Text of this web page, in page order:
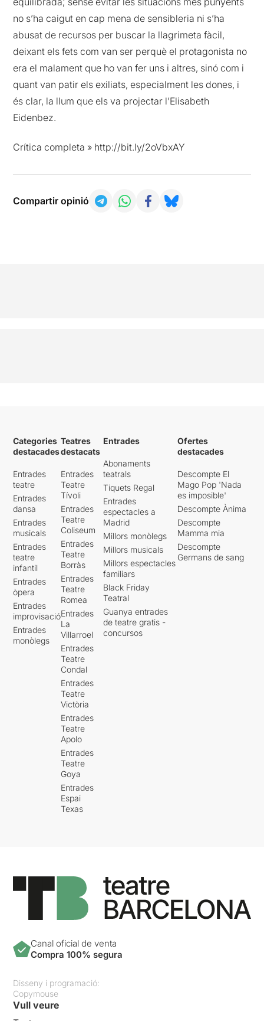
no s’ha caigut en cap mena de sensibleria ni s’ha
abusat de recursos per buscar la llagrimeta fàcil,
deixant els fets com van ser perquè el protagonista no
era el malament que ho van fer uns i altres, sinó com i
quant van patir els exiliats, especialment les dones, i
és clar, la llum que els va projectar l’Elisabeth
Eidenbez.
Crítica completa » http://bit.ly/2oVbxAY
Compartir opinió
Categories
destacades
Entrades
teatre
Entrades
dansa
Entrades
musicals
Entrades
teatre
infantil
Entrades
òpera
Entrades
improvisació
Entrades
monòlegs
Teatres
destacats
Entrades
Teatre
Tívoli
Entrades
Teatre
Coliseum
Entrades
Teatre
Borràs
Entrades
Teatre
Romea
Entrades
La
Villarroel
Entrades
Teatre
Condal
Entrades
Teatre
Victòria
Entrades
Teatre
Apolo
Entrades
Teatre
Goya
Entrades
Espai
Texas
Entrades
Abonaments
teatrals
Tiquets Regal
Entrades
espectacles a
Madrid
Millors monòlegs
Millors musicals
Millors espectacles
familiars
Black Friday
Teatral
Guanya entrades
de teatre gratis -
concursos
Ofertes
destacades
Descompte El
Mago Pop 'Nada
es imposible'
Descompte Ànima
Descompte
Mamma mia
Descompte
Germans de sang
Canal oficial de venta
Compra 100% segura
Disseny i programació:
Copymouse
Vull veure